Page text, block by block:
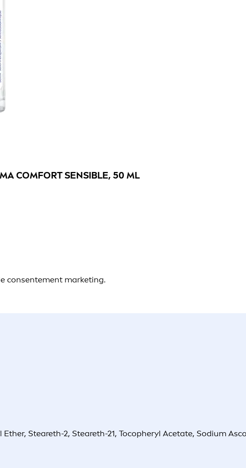
COMFORT SENSIBLE, 50 ML
consentement marketing.
Steareth-2, Steareth-21, Tocopheryl Acetate, Sodium